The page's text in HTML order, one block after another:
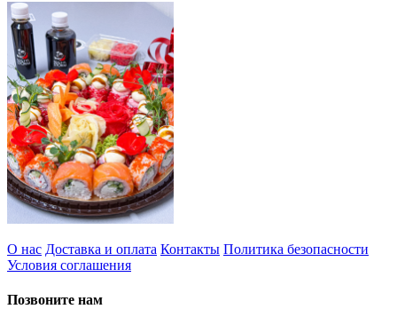
О нас Доставка и оплата Контакты Политика безопасности
Условия соглашения
Позвоните нам